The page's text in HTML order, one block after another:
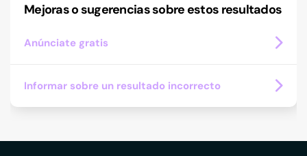
Mejoras o sugerencias sobre estos resultados
Anúnciate gratis
Informar sobre un resultado incorrecto